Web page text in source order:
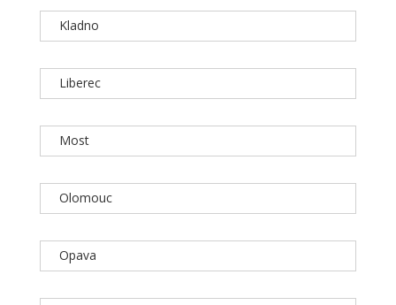
Kladno
Liberec
Most
Olomouc
Opava